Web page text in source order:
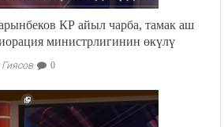
КР айыл чарба, тамак аш
министрлигинин өкүлү
0